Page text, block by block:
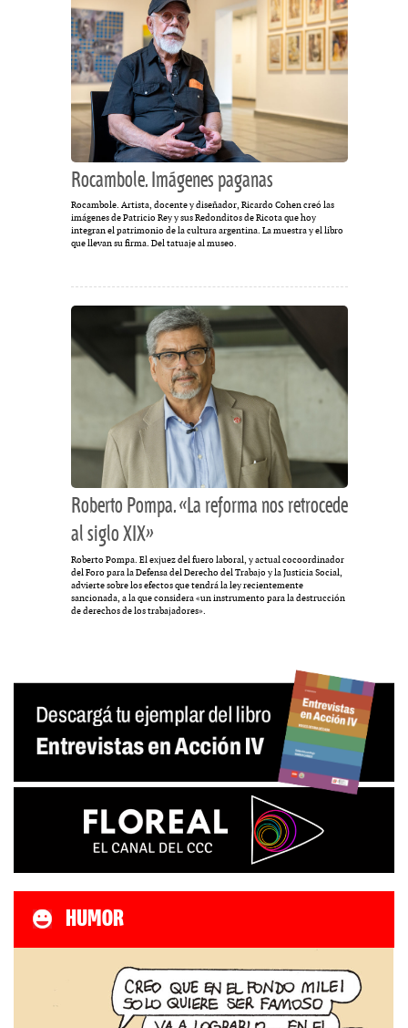
Rocambole. Imágenes paganas
Rocambole. Artista, docente y diseñador, Ricardo Cohen creó las
imágenes de Patricio Rey y sus Redonditos de Ricota que hoy
integran el patrimonio de la cultura argentina. La muestra y el libro
que llevan su firma. Del tatuaje al museo.
Roberto Pompa. «La reforma nos retrocede
al siglo XIX»
Roberto Pompa. El exjuez del fuero laboral, y actual cocoordinador
del Foro para la Defensa del Derecho del Trabajo y la Justicia Social,
advierte sobre los efectos que tendrá la ley recientemente
sancionada, a la que considera «un instrumento para la destrucción
de derechos de los trabajadores».
HUMOR